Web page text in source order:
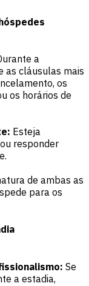
a
as cláusulas mais
os
os horários de
Esteja
responder
de ambas as
para os
Se
a estadia,